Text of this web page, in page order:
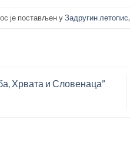
је постављен уЗадругин летопис,
Хрвата и Словенаца”